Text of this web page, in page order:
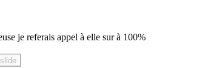
je referais appel à elle sur à 100%